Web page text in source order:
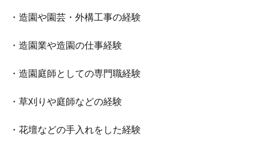
・造園や園芸・外構工事の経験
・造園業や造園の仕事経験
・造園庭師としての専門職経験
・草刈りや庭師などの経験
・花壇などの手入れをした経験